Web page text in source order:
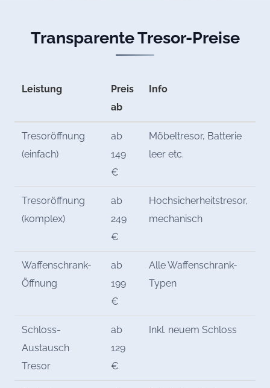
Transparente Tresor-Preise
Leistung
Preis
ab
Info
Tresoröffnung
(einfach)
ab
149
€
Möbeltresor, Batterie
leer etc.
Tresoröffnung
(komplex)
ab
249
€
Hochsicherheitstresor,
mechanisch
Waffenschrank-
Öffnung
ab
199
€
Alle Waffenschrank-
Typen
Schloss-
Austausch
Tresor
ab
129
€
Inkl. neuem Schloss